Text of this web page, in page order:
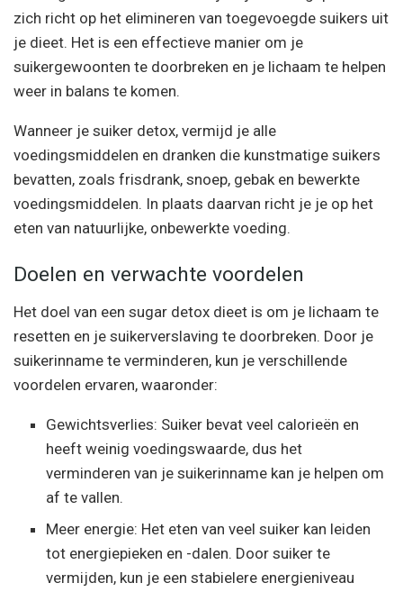
zich richt op het elimineren van toegevoegde suikers uit
je dieet. Het is een effectieve manier om je
suikergewoonten te doorbreken en je lichaam te helpen
weer in balans te komen.
Wanneer je suiker detox, vermijd je alle
voedingsmiddelen en dranken die kunstmatige suikers
bevatten, zoals frisdrank, snoep, gebak en bewerkte
voedingsmiddelen. In plaats daarvan richt je je op het
eten van natuurlijke, onbewerkte voeding.
Doelen en verwachte voordelen
Het doel van een sugar detox dieet is om je lichaam te
resetten en je suikerverslaving te doorbreken. Door je
suikerinname te verminderen, kun je verschillende
voordelen ervaren, waaronder:
Gewichtsverlies: Suiker bevat veel calorieën en
heeft weinig voedingswaarde, dus het
verminderen van je suikerinname kan je helpen om
af te vallen.
Meer energie: Het eten van veel suiker kan leiden
tot energiepieken en -dalen. Door suiker te
vermijden, kun je een stabielere energieniveau